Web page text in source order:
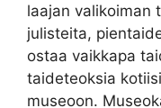
laajan valikoiman
julisteita,
ostaa vaikkapa
taideteoksia
museoon.